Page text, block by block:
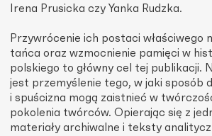
Irena Prusicka czy Yanka Rudzka.
Przywrócenie ich postaci właściwego
tańca oraz wzmocnienie pamięci w
polskiego to główny cel tej publikacji.
jest przemyślenie tego, w jaki sposób
i spuścizna mogą zaistnieć w
pokolenia twórców. Opierając się z
materiały archiwalne i teksty